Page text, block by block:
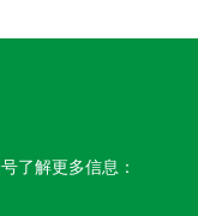
了解更多信息：